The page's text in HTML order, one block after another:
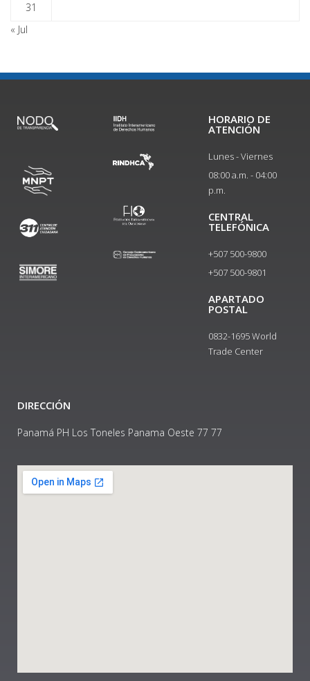
31
« Jul
HORARIO DE
ATENCIÓN
Lunes - Viernes
08:00 a.m. - 04:00
p.m.
CENTRAL
TELEFÓNICA
+507 500-9800
+507 500-9801​
APARTADO
POSTAL
0832-1695 World
Trade Center
DIRECCIÓN
Panamá PH Los Toneles Panama Oeste 77 77